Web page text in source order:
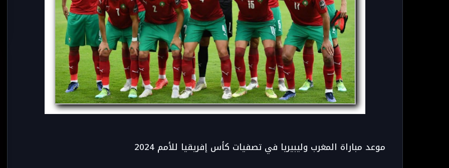
موعد مباراة المغرب وليبيريا في تصفيات كأس إفريقيا للأمم 2024